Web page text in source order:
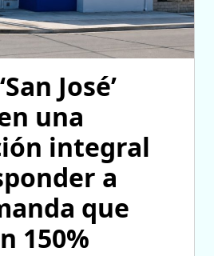
José’
una
integral
a
que
150%